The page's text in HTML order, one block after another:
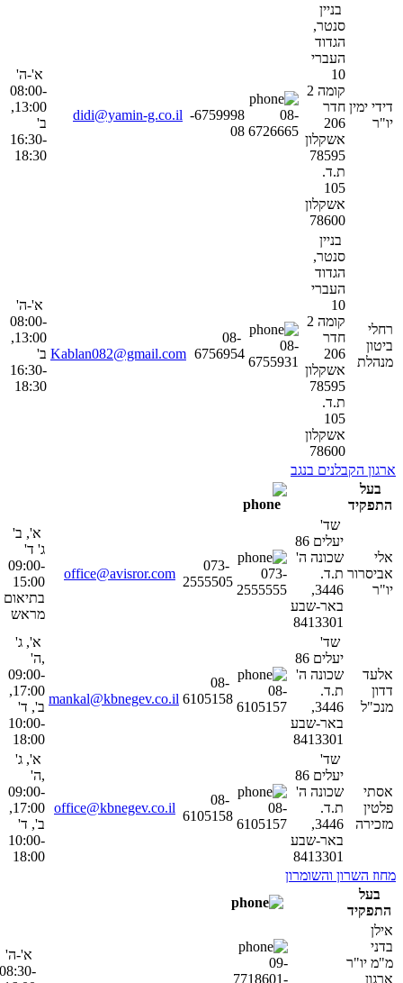
דידי ימין
יו"ר
בניין
סנטר,
הגדוד
העברי
10
קומה 2
חדר
206
אשקלון
78595
ת.ד.
105
אשקלון
78600
08-
6726665
6759998-
08
didi@yamin-g.co.il
א'-ה'
08:00-
13:00,
ב'
16:30-
18:30
רחלי
ביטון
מנהלת
בניין
סנטר,
הגדוד
העברי
10
קומה 2
חדר
206
אשקלון
78595
ת.ד.
105
אשקלון
78600
08-
6755931
08-
6756954
Kablan082@gmail.com
א'-ה'
08:00-
13:00,
ב'
16:30-
18:30
ארגון הקבלנים בנגב
בעל
התפקיד
אלי
אביסרור
יו"ר
שד'
יעלים 86
שכונה ה'
ת.ד.
3446,
באר-שבע
8413301
073-
2555555
073-
2555505
office@avisror.com
א', ב'
ג' ד'
09:00-
15:00
בתיאום
מראש
אלעד
דדון
מנכ"ל
שד'
יעלים 86
שכונה ה'
ת.ד.
3446,
באר-שבע
8413301
08-
6105157
08-
6105158
mankal@kbnegev.co.il
א', ג'
,ה'
09:00-
17:00,
ב', ד'
10:00-
18:00
אסתי
פלטין
מזכירה
שד'
יעלים 86
שכונה ה'
ת.ד.
3446,
באר-שבע
8413301
08-
6105157
08-
6105158
office@kbnegev.co.il
א', ג'
,ה'
09:00-
17:00,
ב', ד'
10:00-
18:00
מחוז השרון והשומרון
בעל
התפקיד
אילן
בדני
מ"מ יו"ר
ארגון
09-
7718601-
א'-ה'
08:30-